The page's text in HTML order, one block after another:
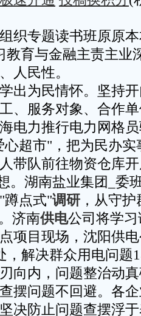
织专题读书班原原
教育与金融主责主业
人民性。
出为民情怀。‌坚持
、服务对象、合作
电力推行电力网格
超市"，把为民办
带队前往物资仓库
。湖南盐业集团_委
蹲点式"调研 ，从守
济南供电公司将学
项目现场，沈阳供
，解决群众用电问题
向内，问题整治动
摆问题不回避。‌各
决防止问题查摆浮